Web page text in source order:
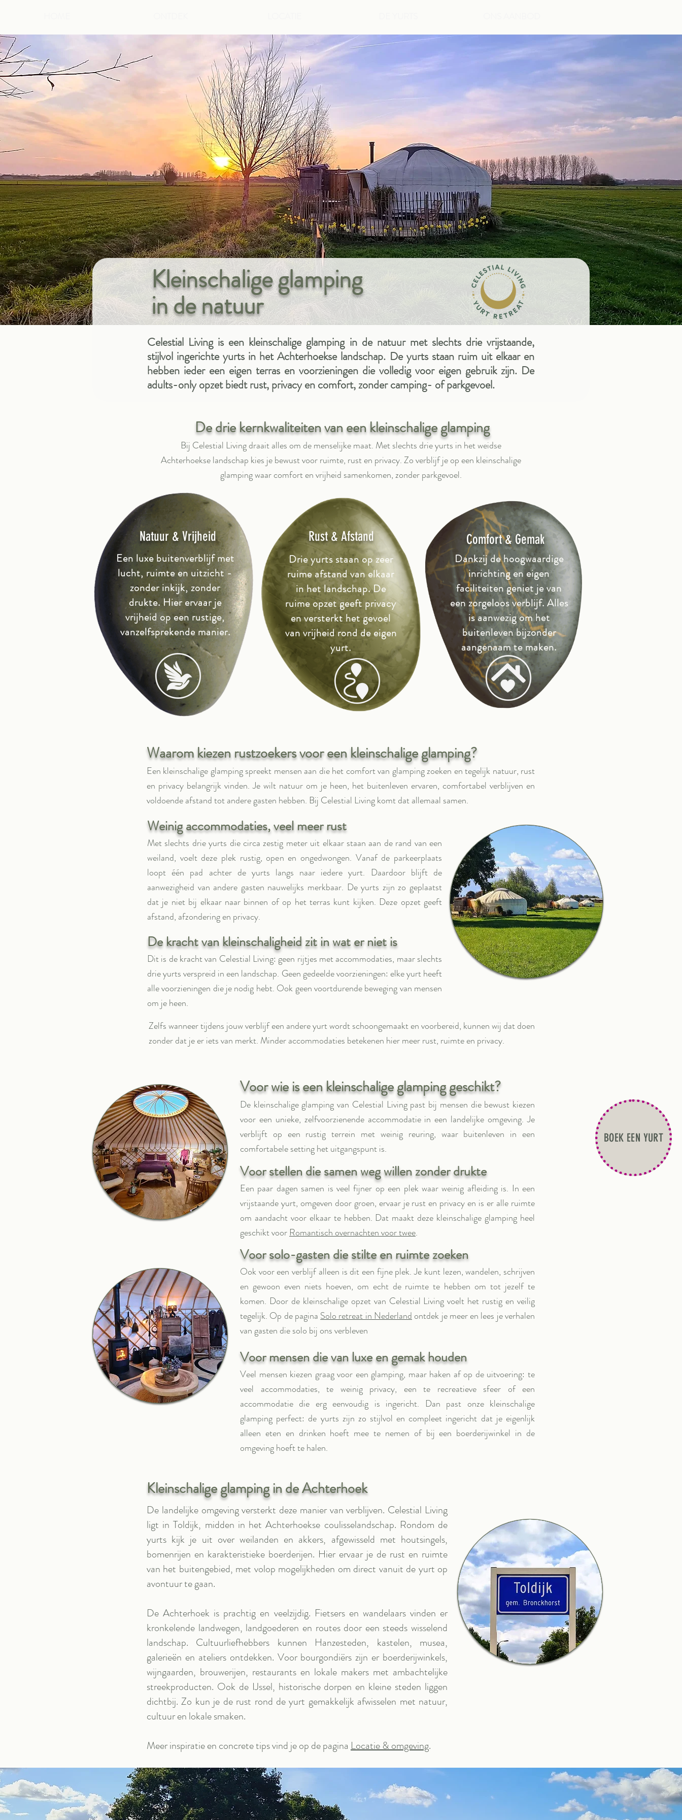
BOEK EEN YURT
Kleinschalige glamping
in de natuur
Celestial Living is een kleinschalige glamping in de natuur met slechts drie vrijstaande,
stijlvol ingerichte yurts in het Achterhoekse landschap. De yurts staan ruim uit elkaar en
hebben ieder een eigen terras en voorzieningen die volledig voor eigen gebruik zijn. De
adults-only opzet biedt rust, privacy en comfort, zonder camping- of parkgevoel.
De drie kernkwaliteiten van een kleinschalige glamping
Bij Celestial Living draait alles om de menselijke maat. Met slechts drie yurts in het weidse
Achterhoekse landschap kies je bewust voor ruimte, rust en privacy. Zo verblijf je op een kleinschalige
glamping waar comfort en vrijheid samenkomen, zonder parkgevoel.
Natuur & Vrijheid
Een luxe buitenverblijf met
lucht, ruimte en uitzicht -
zonder inkijk, zonder
drukte. Hier ervaar je
vrijheid op een rustige,
vanzelfsprekende manier.
Rust & Afstand
Drie yurts staan op zeer
ruime afstand van elkaar
in het landschap. De
ruime opzet geeft privacy
en versterkt het gevoel
van vrijheid rond de eigen
yurt.
Comfort & Gemak
Dankzij de hoogwaardige
inrichting en eigen
faciliteiten geniet je van
een zorgeloos verblijf. Alles
is aanwezig om het
buitenleven bijzonder
aangenaam te maken.
Waarom kiezen rustzoekers voor een kleinschalige glamping?
Een kleinschalige glamping spreekt mensen aan die het comfort van glamping zoeken en tegelijk natuur, rust
en privacy belangrijk vinden. Je wilt natuur om je heen, het buitenleven ervaren, comfortabel verblijven en
voldoende afstand tot andere gasten hebben. Bij Celestial Living komt dat allemaal samen.
Weinig accommodaties, veel meer rust
Met slechts drie yurts die circa zestig meter uit elkaar staan aan de rand van een
weiland, voelt deze plek rustig, open en ongedwongen. Vanaf de parkeerplaats
loopt één pad achter de yurts langs naar iedere yurt. Daardoor blijft de
aanwezigheid van andere gasten nauwelijks merkbaar. De yurts zijn zo geplaatst
dat je niet bij elkaar naar binnen of op het terras kunt kijken. Deze opzet geeft
afstand, afzondering en privacy.
De kracht van kleinschaligheid zit in wat er niet is
Dit is de kracht van Celestial Living: geen rijtjes met accommodaties, maar slechts
drie yurts verspreid in een landschap. Geen gedeelde voorzieningen: elke yurt heeft
alle voorzieningen die je nodig hebt. Ook geen voortdurende beweging van mensen
om je heen.
Zelfs wanneer tijdens jouw verblijf een andere yurt wordt schoongemaakt en voorbereid, kunnen wij dat doen
zonder dat je er iets van merkt. Minder accommodaties betekenen hier meer rust, ruimte en privacy.
Voor wie is een kleinschalige glamping geschikt?
De kleinschalige glamping van Celestial Living past bij mensen die bewust kiezen
voor een unieke, zelfvoorzienende accommodatie in een landelijke omgeving. Je
verblijft op een rustig terrein met weinig reuring, waar buitenleven in een
comfortabele setting het uitgangspunt is.
Voor stellen die samen weg willen zonder drukte
Een paar dagen samen is veel fijner op een plek waar weinig afleiding is. In een
vrijstaande yurt, omgeven door groen, ervaar je rust en privacy en is er alle ruimte
om aandacht voor elkaar te hebben. Dat maakt deze kleinschalige glamping heel
geschikt voor Romantisch overnachten voor twee.
Voor solo-gasten die stilte en ruimte zoeken
Ook voor een verblijf alleen is dit een fijne plek. Je kunt lezen, wandelen, schrijven
en gewoon even niets hoeven, om echt de ruimte te hebben om tot jezelf te
komen. Door de kleinschalige opzet van Celestial Living voelt het rustig en veilig
tegelijk. Op de pagina Solo retreat in Nederlandontdek je meer en lees je verhalen
van gasten die solo bij ons verbleven
Voor mensen die van luxe en gemak houden
Veel mensen kiezen graag voor een glamping, maar haken af op de uitvoering: te
veel accommodaties, te weinig privacy, een te recreatieve sfeer of een
accommodatie die erg eenvoudig is ingericht. Dan past onze kleinschalige
glamping perfect: de yurts zijn zo stijlvol en compleet ingericht dat je eigenlijk
alleen eten en drinken hoeft mee te nemen of bij een boerderijwinkel in de
omgeving hoeft te halen.
Kleinschalige glamping in de Achterhoek
De landelijke omgeving versterkt deze manier van verblijven. Celestial Living
ligt in Toldijk, midden in het Achterhoekse coulisselandschap. Rondom de
yurts kijk je uit over weilanden en akkers, afgewisseld met houtsingels,
bomenrijen en karakteristieke boerderijen. Hier ervaar je de rust en ruimte
van het buitengebied, met volop mogelijkheden om direct vanuit de yurt op
avontuur te gaan.
De Achterhoek is prachtig en veelzijdig. Fietsers en wandelaars vinden er
kronkelende landwegen, landgoederen en routes door een steeds wisselend
landschap. Cultuurliefhebbers kunnen Hanzesteden, kastelen, musea,
galerieën en ateliers ontdekken. Voor bourgondiërs zijn er boerderijwinkels,
wijngaarden, brouwerijen, restaurants en lokale makers met ambachtelijke
streekproducten. Ook de IJssel, historische dorpen en kleine steden liggen
dichtbij. Zo kun je de rust rond de yurt gemakkelijk afwisselen met natuur,
cultuur en lokale smaken.
Meer inspiratie en concrete tips vind je op de pagina Locatie & omgeving.